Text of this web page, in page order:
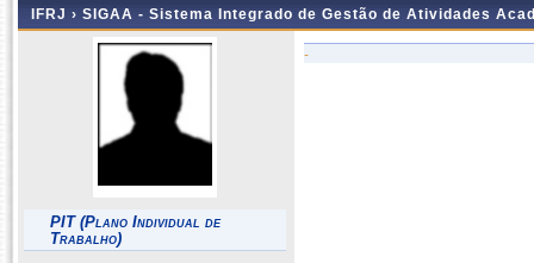
IFRJ › SIGAA - Sistema Integrado de Gestão de Atividades
PIT (Plano Individual de
Trabalho)
-